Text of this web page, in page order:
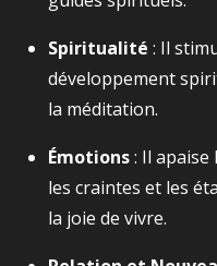
Spiritualité : Il
développement
la méditation.
Émotions: Il apaise
les craintes et les
la joie de vivre.